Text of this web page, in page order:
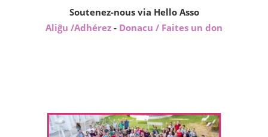
Soutenez-nous via Hello Asso
Aliĝu /Adhérez - Donacu / Faites un don